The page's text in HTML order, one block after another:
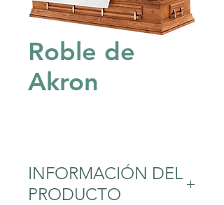
Roble de
Akron
INFORMACIÓN DEL
PRODUCTO